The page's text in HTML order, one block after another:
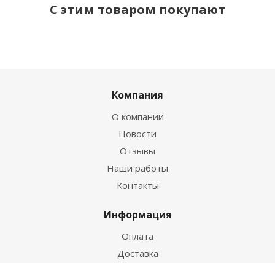
С этим товаром покупают
Компания
О компании
Новости
Отзывы
Наши работы
Контакты
Информация
Оплата
Доставка